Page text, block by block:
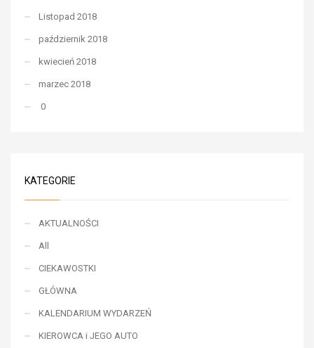
Listopad 2018
październik 2018
kwiecień 2018
marzec 2018
0
KATEGORIE
AKTUALNOŚCI
All
CIEKAWOSTKI
GŁÓWNA
KALENDARIUM WYDARZEŃ
KIEROWCA i JEGO AUTO